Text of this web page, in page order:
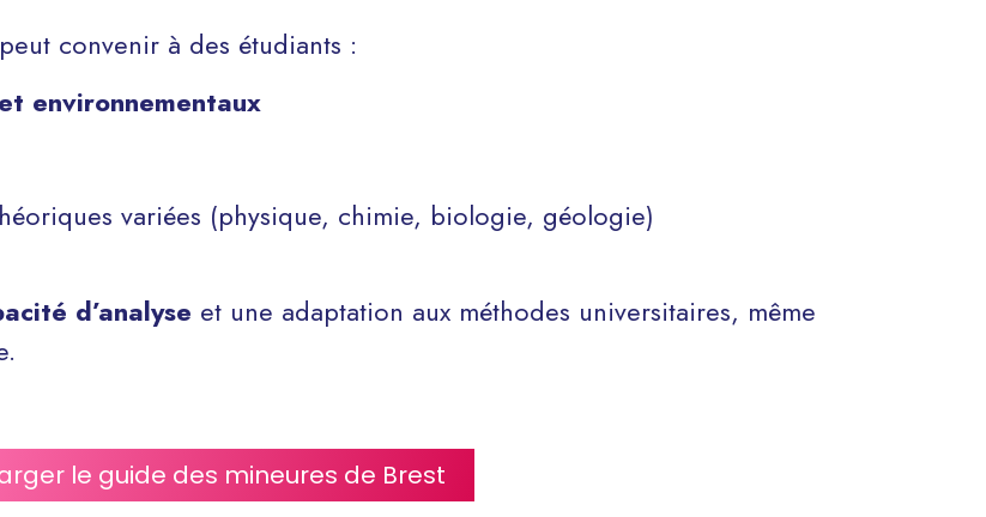
peut convenir à des étudiants :
environnementaux
variées (physique, chimie, biologie, géologie)
d’analyse et une adaptation aux méthodes universitaires, même
le guide des mineures de Brest